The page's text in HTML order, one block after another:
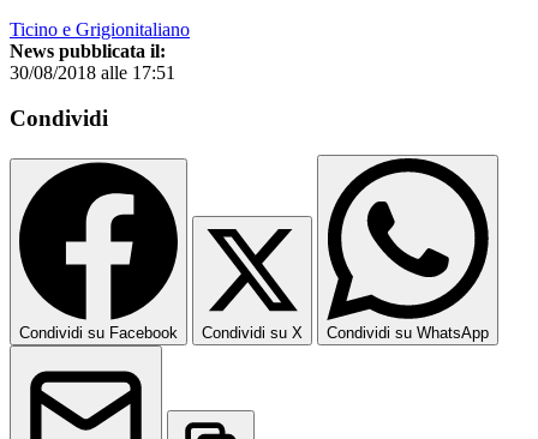
Ticino e Grigionitaliano
News pubblicata il:
30/08/2018 alle 17:51
Condividi
Condividi su Facebook Condividi su X Condividi su WhatsApp